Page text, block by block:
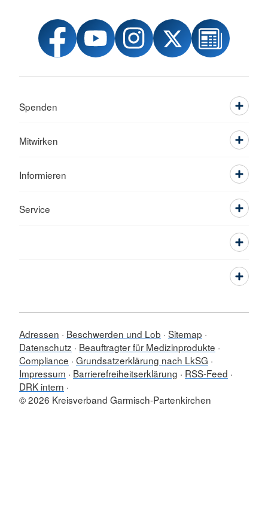
Spenden
Mitwirken
Informieren
Service
Adressen Beschwerden und Lob Sitemap
Datenschutz
Beauftragter für Medizinprodukte
Compliance Grundsatzerklärung nach LkSG
Impressum
Barrierefreiheitserklärung
RSS-Feed
DRK intern
© 2026 Kreisverband Garmisch-Partenkirchen